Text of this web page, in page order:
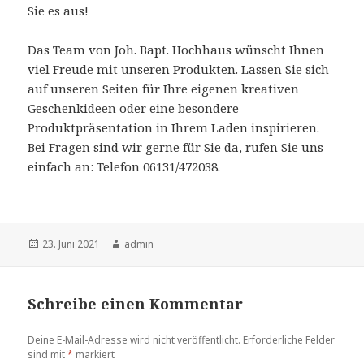
Sie es aus!
Das Team von Joh. Bapt. Hochhaus wünscht Ihnen
viel Freude mit unseren Produkten. Lassen Sie sich
auf unseren Seiten für Ihre eigenen kreativen
Geschenkideen oder eine besondere
Produktpräsentation in Ihrem Laden inspirieren.
Bei Fragen sind wir gerne für Sie da, rufen Sie uns
einfach an: Telefon 06131/472038.
Veröffentlicht
23. Juni 2021 Autor
admin
Schreibe einen Kommentar
Deine E-Mail-Adresse wird nicht veröffentlicht. Erforderliche Felder
sind mit* markiert